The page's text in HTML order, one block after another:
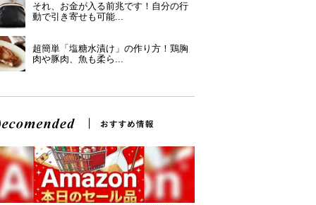
それ、お金が入る前兆です！自分の行
動で引き寄せも可能...
超簡単「塩糖水漬け」の作り方！鶏胸
肉や豚肉、魚も柔ら...